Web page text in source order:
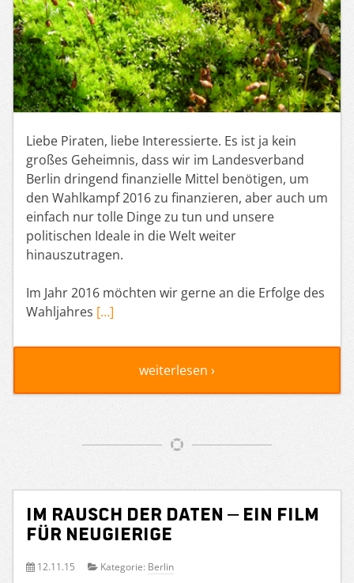
Liebe Piraten, liebe Interessierte. Es ist ja kein
großes Geheimnis, dass wir im Landesverband
Berlin dringend finanzielle Mittel benötigen, um
den Wahlkampf 2016 zu finanzieren, aber auch um
einfach nur tolle Dinge zu tun und unsere
politischen Ideale in die Welt weiter
hinauszutragen.
Im Jahr 2016 möchten wir gerne an die Erfolge des
Wahljahres […]
weiterlesen ›
Im Rausch der Daten – ein Film
für Neugierige
12.11.15 Kategorie: Berlin